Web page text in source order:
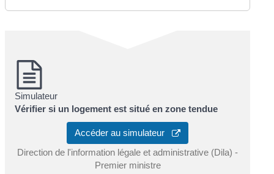
Simulateur
Vérifier si un logement est situé en zone tendue
Accéder au simulateur
Direction de l'information légale et administrative (Dila) -
Premier ministre